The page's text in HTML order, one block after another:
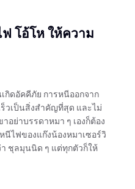
โอ้โห ให้ความ
กิดอัคคีภัย การหนีออกจาก
ร็วเป็นสิ่งสำคัญที่สุด และไม่
อย่าบรรดาหมา ๆ เองก็ต้อง
ไฟของแก๊งน้องหมาเซอร์วิ
า ชุลมุนนิด ๆ แต่ทุกตัวก็ให้